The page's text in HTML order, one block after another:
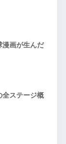
漫画が生んだ
全ステージ概